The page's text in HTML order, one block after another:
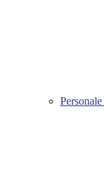
Personale